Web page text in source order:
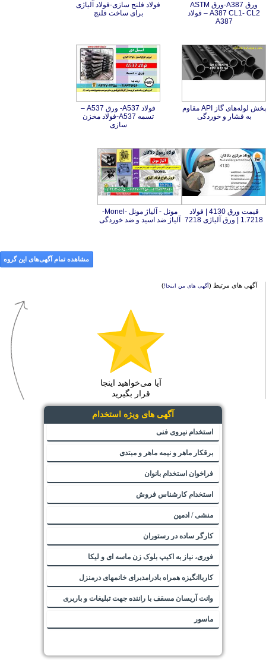
ورق A387-ورق ASTM
A387 CL1- CL2 – فولاد
A387
فولاد فلنج سازی-فولاد آلیاژی
برای ساخت فلنج
پخش لوله‌های گاز API مقاوم
به فشار و خوردگی
فولاد A537- ورق A537 –
تسمه A537-فولاد مخزن
سازی
قیمت ورق 4130 | فولاد
1.7218 | ورق آلیاژی 7218
مونل - آلیاژ مونل -Monel-
آلیاژ ضد اسید و ضد خوردگی
مشاهده تمام آگهی‌های این گروه
آگهی های مرتبط (آگهی های من اینجا!)
آیا می‌خواهید اینجا
قرار بگیرید
آگهی های ویژه استخدام
استخدام نیروی فنی
برقکار ماهر و نیمه ماهر و مبتدی
فراخوان استخدام بانوان
استخدام کارشناس فروش
منشی / ادمین
کارگر ساده در رستوران
فوری، نیاز به اکیپ بلوک زن ماسه ای و لیکا
کارباانگیزه همراه بادرامدبرای خانمهای درمنزل
وانت آریسان مسقف با راننده جهت تبلیغات و باربری
ماسور